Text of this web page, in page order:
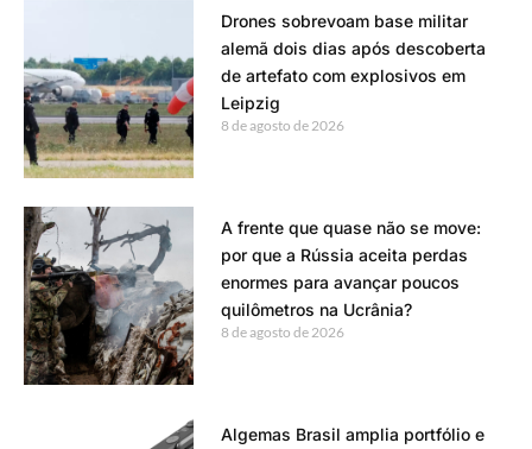
Drones sobrevoam base militar
alemã dois dias após descoberta
de artefato com explosivos em
Leipzig
8 de agosto de 2026
A frente que quase não se move:
por que a Rússia aceita perdas
enormes para avançar poucos
quilômetros na Ucrânia?
8 de agosto de 2026
Algemas Brasil amplia portfólio e